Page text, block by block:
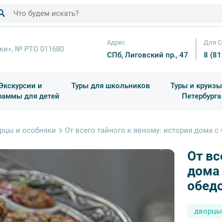
№ РТО 011680
Адрес
СПб, Лиговский пр., 47
Для
8
и
для детей
Туры для школьников
Туры и
Петербурга
и особняки От всего тайного к явному: история дома
От
дома